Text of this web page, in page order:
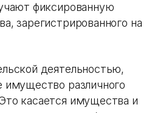
фиксированную
зарегистрированного на
деятельностью,
имущество различного
касается имущества и